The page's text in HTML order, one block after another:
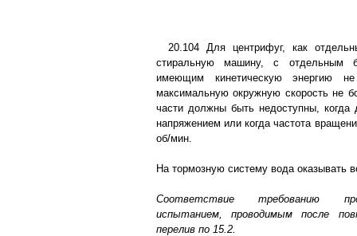
20.104 Для центрифуг, как
стиральную машину, с отдельным
имеющим кинетическую энергию
максимальную окружную скорость не
части должны быть недоступны, когда
напряжением или когда частота
об/мин.
На тормозную систему вода оказывать
Соответствие требованию
испытанием, проводимым после
перелив по 15.2.